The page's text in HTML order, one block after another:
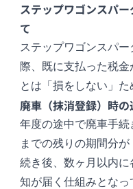
ステップワゴンスパ
て
ステップワゴンスパ
際、既に支払った税
とは「損をしない」た
廃車（抹消登録）時の
年度の途中で廃車手続
までの残りの期間分
続き後、数ヶ月以内
知が届く仕組みとなっ